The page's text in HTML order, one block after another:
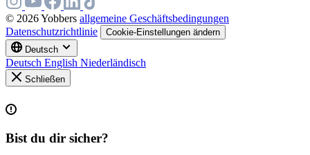
© 2026 Yobbers allgemeine Geschäftsbedingungen
Datenschutzrichtlinie
Cookie-Einstellungen ändern
Deutsch
Deutsch English Niederländisch
Schließen
Bist du dir sicher?